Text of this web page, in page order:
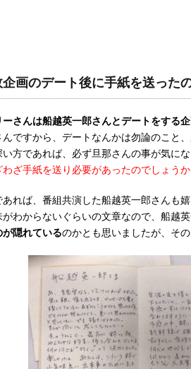
画のデート後に手紙を送った
さんは船越英一郎さんとデートをする
ですから、デートなんかは勿論のこと
方であれば、必ず旦那さんの事が気に
ざ手紙を送り必要があったのでしょうか
れば、番組共演した船越英一郎さんも
わからないぐらいの文章なので、船越
隠れているのかとも思いましたが、そ